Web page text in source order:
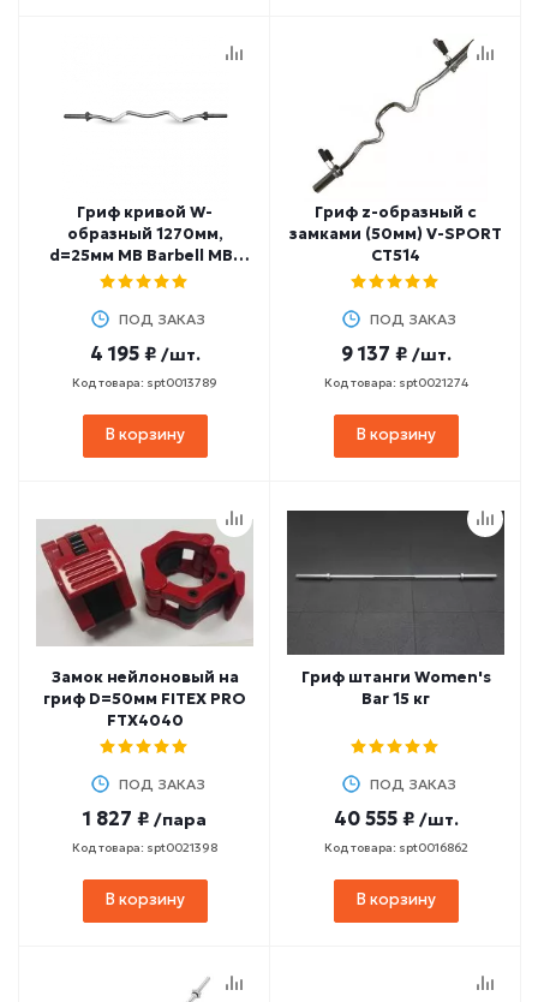
Гриф кривой W-
образный 1270мм,
d=25мм MB Barbell MB-
BarM25-WB
ПОД ЗАКАЗ
4 195 ₽ /шт.
Код товара: spt0013789
В корзину
Гриф z-образный с
замками (50мм) V-SPORT
CT514
ПОД ЗАКАЗ
9 137 ₽ /шт.
Код товара: spt0021274
В корзину
Замок нейлоновый на
гриф D=50мм FITEX PRO
FTX4040
ПОД ЗАКАЗ
1 827 ₽ /пара
Код товара: spt0021398
В корзину
Гриф штанги Women's
Bar 15 кг
ПОД ЗАКАЗ
40 555 ₽ /шт.
Код товара: spt0016862
В корзину